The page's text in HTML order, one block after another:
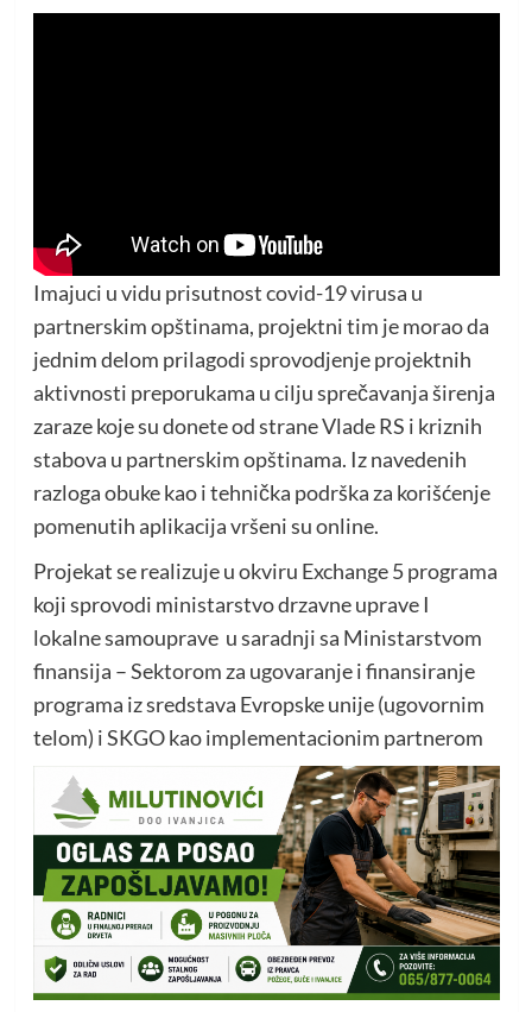
Imajuci u vidu prisutnost covid-19 virusa u
partnerskim opštinama, projektni tim je morao da
jednim delom prilagodi sprovodjenje projektnih
aktivnosti preporukama u cilju sprečavanja širenja
zaraze koje su donete od strane Vlade RS i kriznih
stabova u partnerskim opštinama. Iz navedenih
razloga obuke kao i tehnička podrška za korišćenje
pomenutih aplikacija vršeni su online.
Projekat se realizuje u okviru Exchange 5 programa
koji sprovodi ministarstvo drzavne uprave I
lokalne samouprave u saradnji sa Ministarstvom
finansija – Sektorom za ugovaranje i finansiranje
programa iz sredstava Evropske unije (ugovornim
telom) i SKGO kao implementacionim partnerom